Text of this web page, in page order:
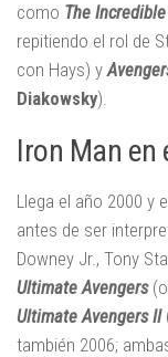
como The
repitiendo el rol de
con Hays) y
Diakowsky).
Iron Man en
Llega el año 2000 y
antes de ser
Downey Jr., Tony
Ultimate Avengers(o
Ultimate Avengers II
también 2006;